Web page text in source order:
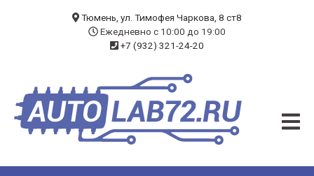
ЧИП-ТЮНИНГ
ДИАГНОСТИКА
Тюмень, ул. Тимофея Чаркова, 8 ст8
Ежедневно с 10:00 до 19:00
+7 (932) 321-24-20